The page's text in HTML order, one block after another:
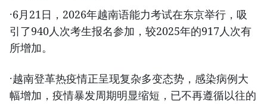
·6月21日，2026年越南语能力考试在东京举行，吸
引了940人次考生报名参加，较2025年的917人次有
所增加。
·越南登革热疫情正呈现复杂多变态势，感染病例大
幅增加，疫情暴发周期明显缩短，已不再遵循以往的